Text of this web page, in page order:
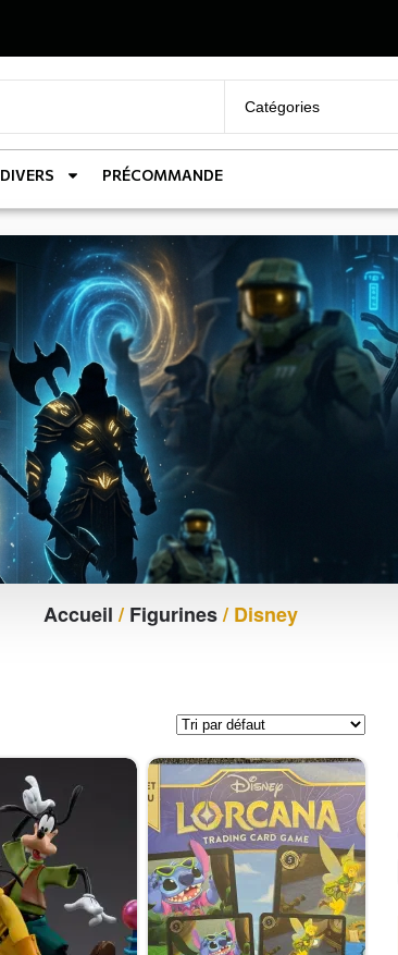
DIVERS PRÉCOMMANDE
Accueil /Figurines/ Disney